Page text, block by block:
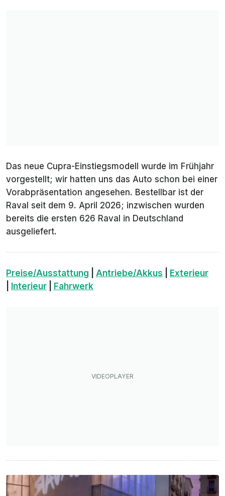
Das neue Cupra-Einstiegsmodell wurde im Frühjahr
vorgestellt; wir hatten uns das Auto schon bei einer
Vorabpräsentation angesehen. Bestellbar ist der
Raval seit dem 9. April 2026; inzwischen wurden
bereits die ersten 626 Raval in Deutschland
ausgeliefert.
Preise/Ausstattung Antriebe/Akkus
Exterieur
Interieur Fahrwerk